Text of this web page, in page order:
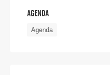
AGENDA
Agenda